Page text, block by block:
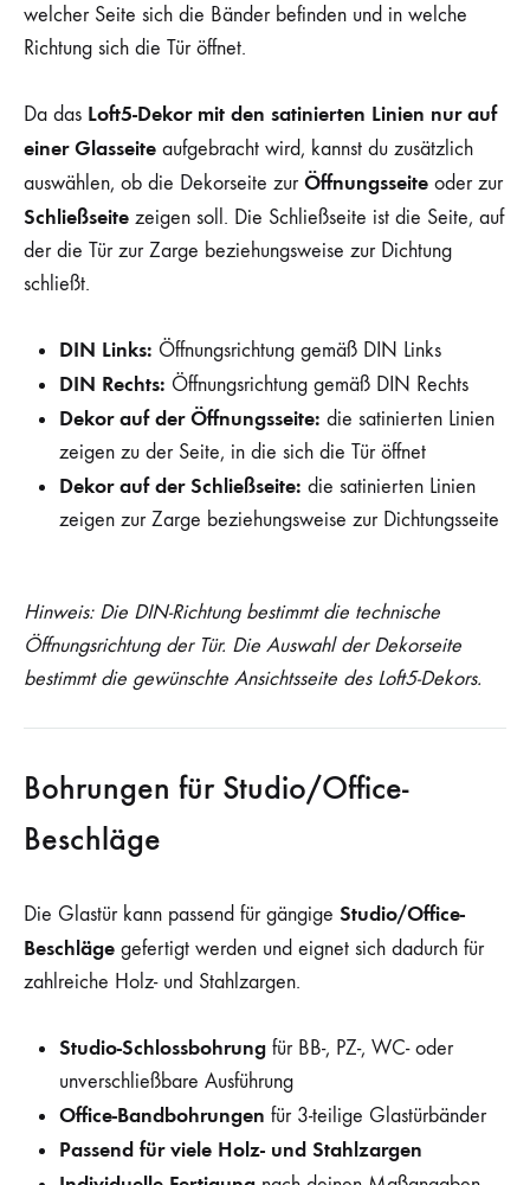
welcher Seite sich die Bänder befinden und in welche
Richtung sich die Tür öffnet.
Da das Loft5-Dekor mit den satinierten Linien nur auf
einer Glasseite aufgebracht wird, kannst du zusätzlich
auswählen, ob die Dekorseite zurÖffnungsseite oder zur
Schließseite zeigen soll. Die Schließseite ist die Seite, auf
der die Tür zur Zarge beziehungsweise zur Dichtung
schließt.
DIN Links: Öffnungsrichtung gemäß DIN Links
DIN Rechts: Öffnungsrichtung gemäß DIN Rechts
Dekor auf der Öffnungsseite: die satinierten Linien
zeigen zu der Seite, in die sich die Tür öffnet
Dekor auf der Schließseite: die satinierten Linien
zeigen zur Zarge beziehungsweise zur Dichtungsseite
Hinweis: Die DIN-Richtung bestimmt die technische
Öffnungsrichtung der Tür. Die Auswahl der Dekorseite
bestimmt die gewünschte Ansichtsseite des Loft5-Dekors.
Bohrungen für Studio/Office-
Beschläge
Die Glastür kann passend für gängige Studio/Office-
Beschläge gefertigt werden und eignet sich dadurch für
zahlreiche Holz- und Stahlzargen.
Studio-Schlossbohrung für BB-, PZ-, WC- oder
unverschließbare Ausführung
Office-Bandbohrungen für 3-teilige Glastürbänder
Passend für viele Holz- und Stahlzargen